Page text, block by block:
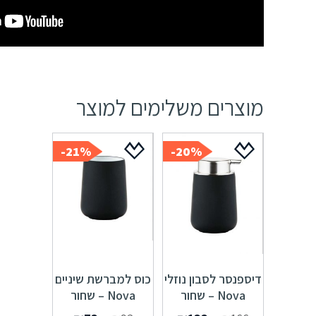
מוצרים משלימים למוצר
20%-
דיספנסר לסבון נוזלי
Nova – שחור
21%-
כוס למברשת שיניים
Nova – שחור